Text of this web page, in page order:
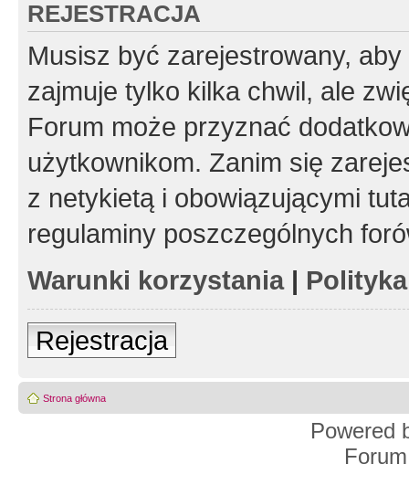
REJESTRACJA
Musisz być zarejestrowany,
zajmuje tylko kilka chwil, ale
Forum może przyznać
użytkownikom. Zanim się
z netykietą i obowiązującymi
regulaminy poszczególnych
Warunki korzystania|
Rejestracja
Strona główna
Powered